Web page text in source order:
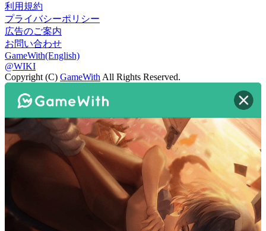
利用規約
プライバシーポリシー
広告のご案内
お問い合わせ
GameWith(English)
@WIKI
Copyright (C) GameWith All Rights Reserved.